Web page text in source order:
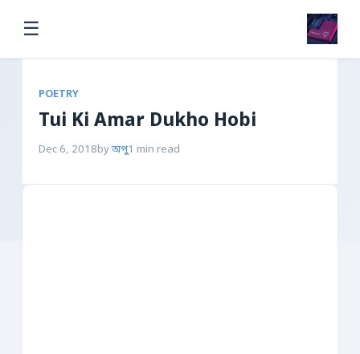
☰
POETRY
Tui Ki Amar Dukho Hobi
Dec 6, 2018byঅপু1 min read